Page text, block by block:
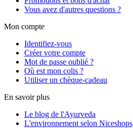
Vous avez d'autres questions ?
Mon compte
Identifiez-vous
Créer votre compte
Mot de passe oublié ?
Où est mon colis ?
Utiliser un chèque-cadeau
En savoir plus
Le blog de l'Ayurveda
L'environnement selon Niceshops